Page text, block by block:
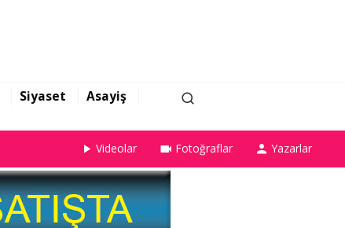
Siyaset
Asayiş
Videolar Fotoğraflar Yazarlar